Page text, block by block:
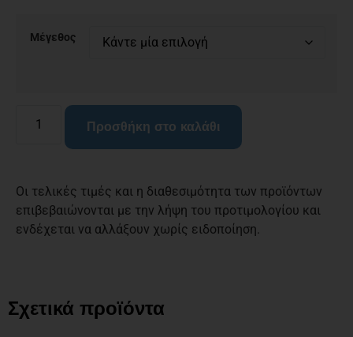
Μέγεθος
Προσθήκη στο καλάθι
Οι τελικές τιμές και η διαθεσιμότητα των προϊόντων
επιβεβαιώνονται με την λήψη του προτιμολογίου και
ενδέχεται να αλλάξουν χωρίς ειδοποίηση.
Σχετικά προϊόντα